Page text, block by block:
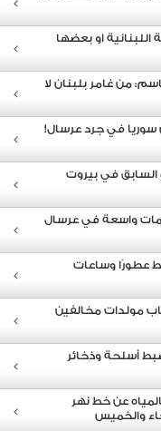
او بعضها
من غامر بلبنان لا
سوريا في جرد عرسال!
في بيروت
واسعة في عرسال
عطورًا وساعات
ويضبط أسلحة وذخائر
عن خط نهر
والخميس